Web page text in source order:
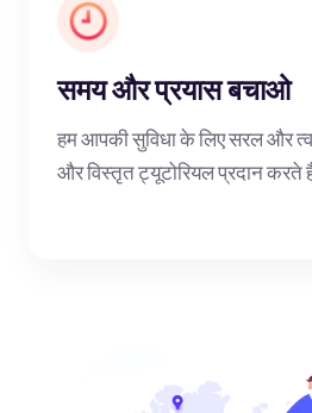
समय और प्रयास बचाओ
हम आपकी सुविधा के लिए सरल और
और विस्तृत ट्यूटोरियल प्रदान करते